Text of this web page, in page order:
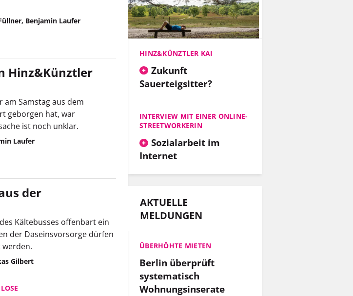
Benjamin Laufer
Hinz&Künztler
am Samstag aus dem
geborgen hat, war
ist noch unklar.
Laufer
der
Kältebusses offenbart ein
der Daseinsvorsorge dürfen
werden.
Gilbert
HINZ&KÜNZTLER KAI
Zukunft
Sauerteigsitter?
INTERVIEW MIT EINER ONLINE-
STREETWORKERIN
Sozialarbeit im
Internet
AKTUELLE
MELDUNGEN
ÜBERHÖHTE MIETEN
Berlin überprüft
systematisch
Wohnungsinserate